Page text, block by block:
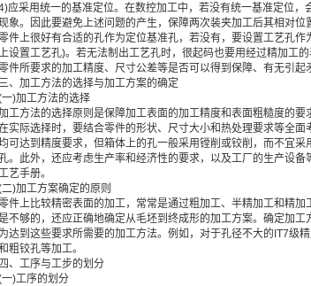
应采用统一的基准定位。在数控加工中，若没有统一基准定位
象。因此要避免上述问题的产生，保障两次装夹加工后其相对位
件上很好有合适的孔作为定位基准孔，若没有，要设置工艺孔
设置工艺孔)。若无法制出工艺孔时，很起码也要用经过精加工
件所要求的加工精度、尺寸公差等是否可以得到保障、有无引起
、加工方法的选择与加工方案的确定
一)加工方法的选择
工方法的选择原则是保障加工表面的加工精度和表面粗糙度的
实际选择时，要结合零件的形状、尺寸大小和热处理要求等全
可达到精度要求，但箱体上的孔一般采用镗削或铰削，而不宜
。此外，还应考虑生产率和经济性的要求，以及工厂的生产设
艺手册。
二)加工方案确定的原则
件上比较精密表面的加工，常常是通过粗加工、半精加工和精
不够的，还应正确地确定从毛坯到终成形的加工方案。确定加
为达到这些要求所需要的加工方法。例如，对于孔径不大的IT7级
粗铰孔等加工。
四、工序与工步的划分
一)工序的划分